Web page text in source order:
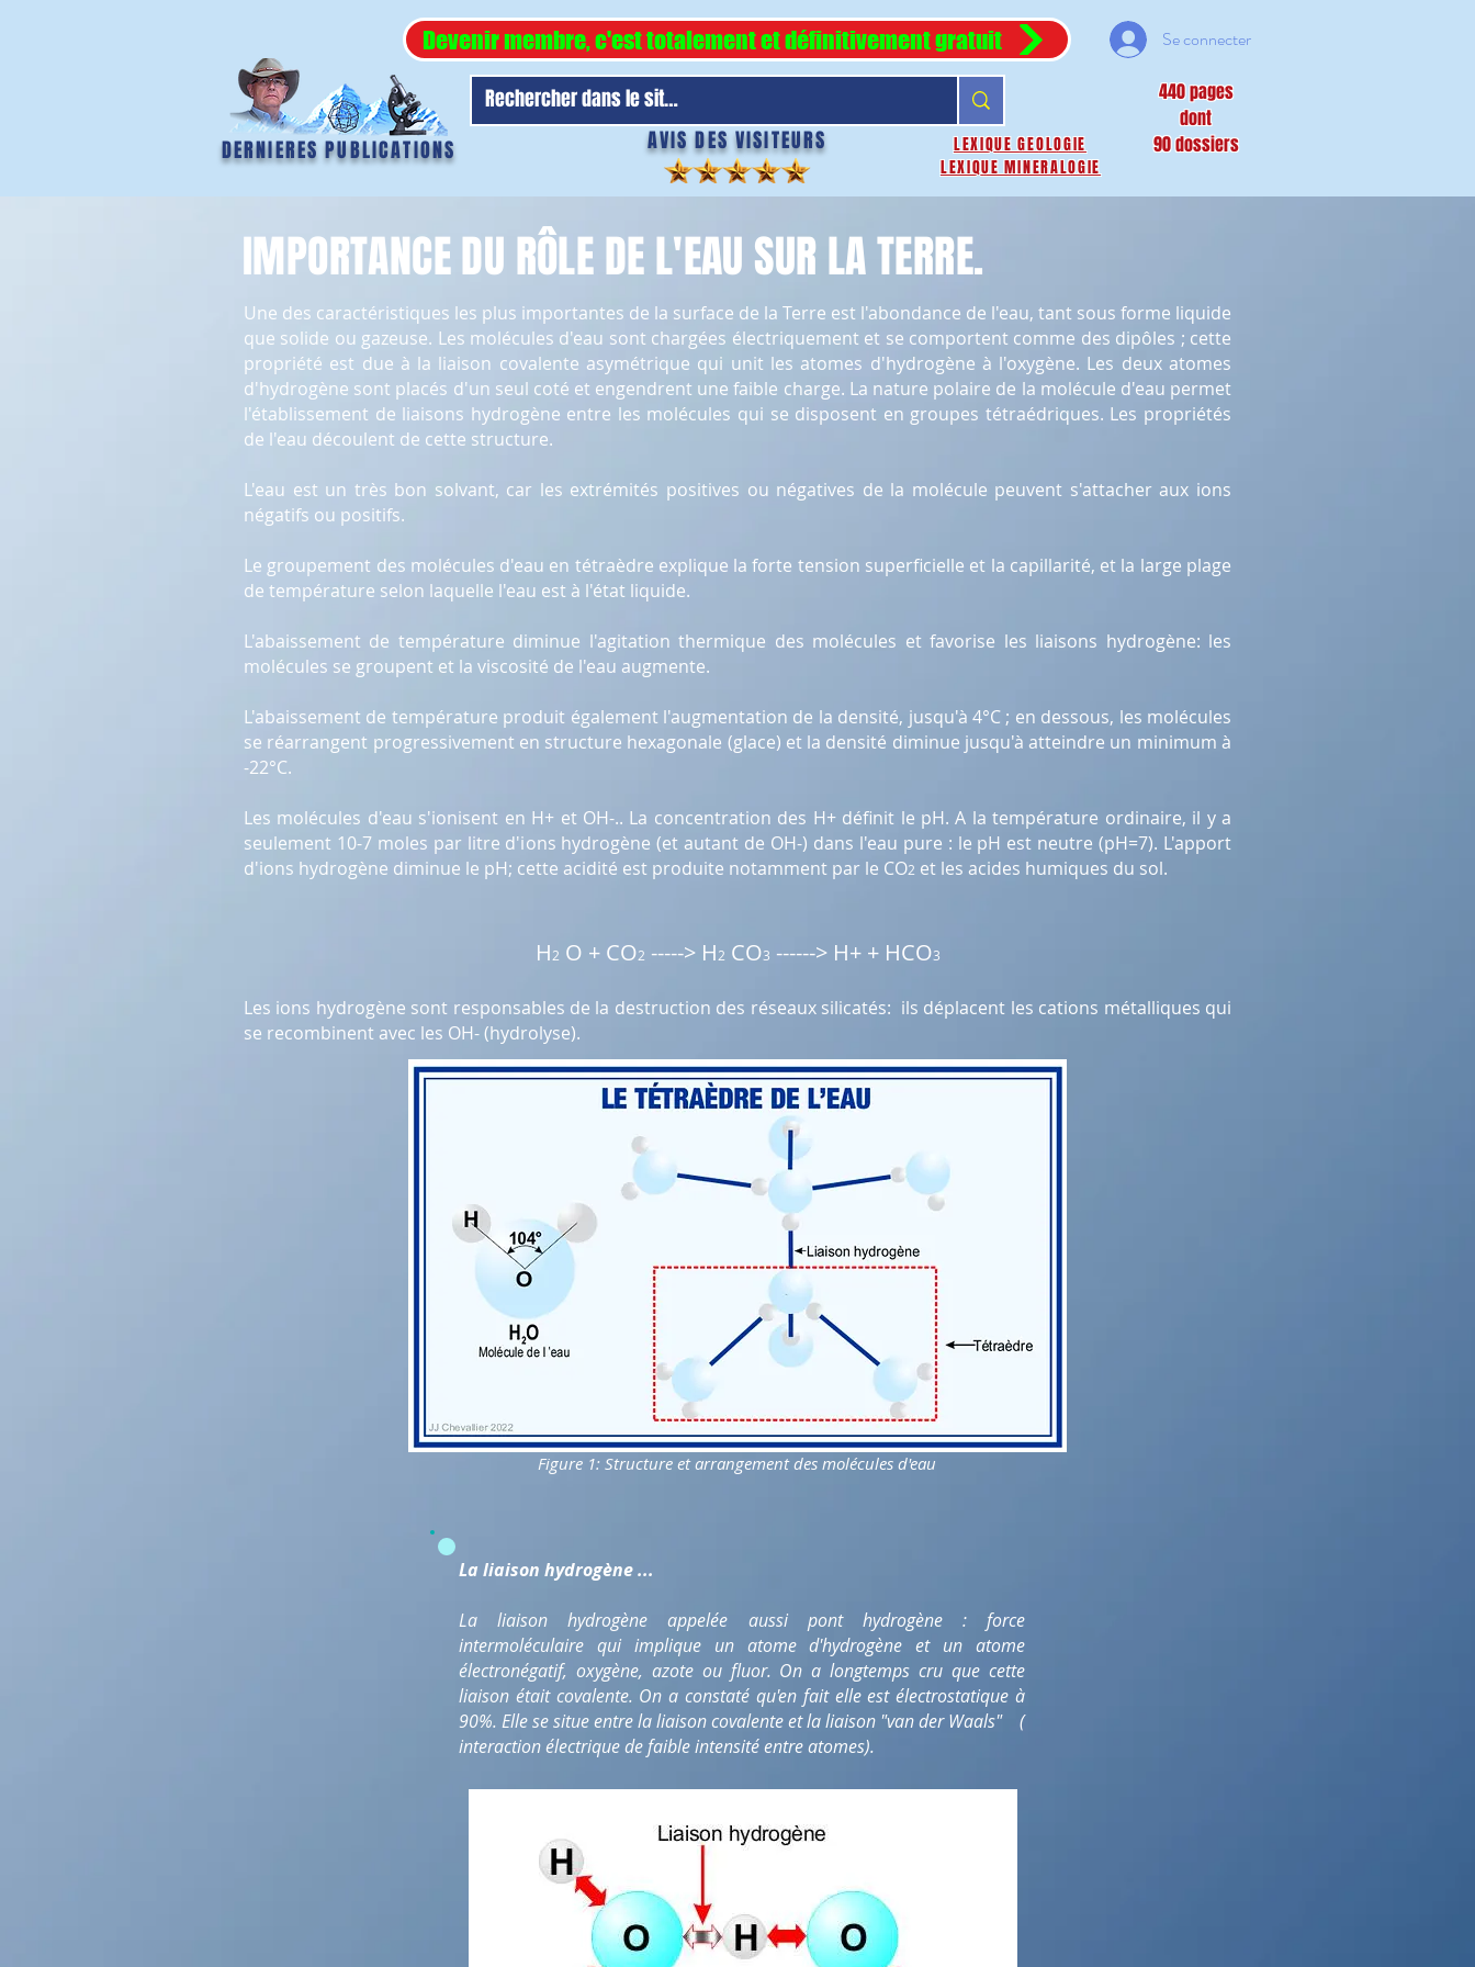
Devenir membre, c'est totalement et définitivement gratuit Se connecter
AVIS DES VISITEURS
DERNIERES PUBLICATIONS
LEXIQUE GEOLOGIE
LEXIQUE MINERALOGIE
440 pages
dont
90 dossiers
IMPORTANCE DU RÔLE DE L'EAU SUR LA TERRE.
Une des caractéristiques les plus importantes de la surface de la Terre est l'abondance de l'eau, tant sous forme liquide
que solide ou gazeuse. Les molécules d'eau sont chargées électriquement et se comportent comme des dipôles ; cette
propriété est due à la liaison covalente asymétrique qui unit les atomes d'hydrogène à l'oxygène. Les deux atomes
d'hydrogène sont placés d'un seul coté et engendrent une faible charge. La nature polaire de la molécule d'eau permet
l'établissement de liaisons hydrogène entre les molécules qui se disposent en groupes tétraédriques. Les propriétés
de l'eau découlent de cette structure.
L'eau est un très bon solvant, car les extrémités positives ou négatives de la molécule peuvent s'attacher aux ions
négatifs ou positifs.
Le groupement des molécules d'eau en tétraèdre explique la forte tension superficielle et la capillarité, et la large plage
de température selon laquelle l'eau est à l'état liquide.
L'abaissement de température diminue l'agitation thermique des molécules et favorise les liaisons hydrogène: les
molécules se groupent et la viscosité de l'eau augmente.
L'abaissement de température produit également l'augmentation de la densité, jusqu'à 4°C ; en dessous, les molécules
se réarrangent progressivement en structure hexagonale (glace) et la densité diminue jusqu'à atteindre un minimum à
-22°C.
Les molécules d'eau s'ionisent en H+ et OH-.. La concentration des H+ définit le pH. A la température ordinaire, il y a
seulement 10-7 moles par litre d'ions hydrogène (et autant de OH-) dans l'eau pure : le pH est neutre (pH=7). L'apport
d'ions hydrogène diminue le pH; cette acidité est produite notamment par le CO2 et les acides humiques du sol.
H2 O + CO2 -----> H2 CO3 ------> H+ + HCO3
Les ions hydrogène sont responsables de la destruction des réseaux silicatés: ils déplacent les cations métalliques qui
se recombinent avec les OH- (hydrolyse).
Figure 1: Structure et arrangement des molécules d'eau
La liaison hydrogène ...
La liaison hydrogène appelée aussi pont hydrogène : force
intermoléculaire qui implique un atome d'hydrogène et un atome
électronégatif, oxygène, azote ou fluor. On a longtemps cru que cette
liaison était covalente. On a constaté qu'en fait elle est électrostatique à
90%. Elle se situe entre la liaison covalente et la liaison "van der Waals" (
interaction électrique de faible intensité entre atomes).